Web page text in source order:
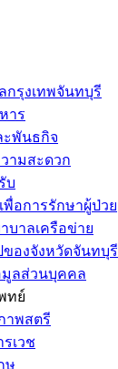
กรุงเทพจันทบุรี
าร
พันธกิจ
ามสะดวก
บ
พื่อการรักษาผู้ป่วย
บาลเครือข่าย
องจังหวัดจันทบุรี
มูลส่วนบุคคล
ทย์
าพสตรี
เวช
ษุ